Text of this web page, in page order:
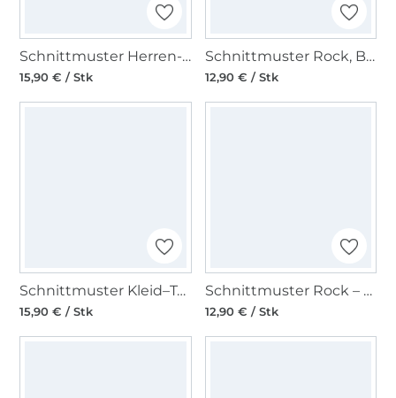
Schnittmuster Herren-Pyjama, Burda 6741
15,90 € / Stk
Schnittmuster Rock, Burda 6818
12,90 € / Stk
Schnittmuster Kleid–Teilungsnähte–V-Ausschnitt, Burda 6894
15,90 € / Stk
Schnittmuster Rock – Bahnenrock – ausgestellt, Burda 6880
12,90 € / Stk